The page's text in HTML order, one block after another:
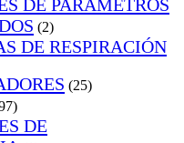
DE PARÁMETROS
(2)
DE RESPIRACIÓN
(25)
DE